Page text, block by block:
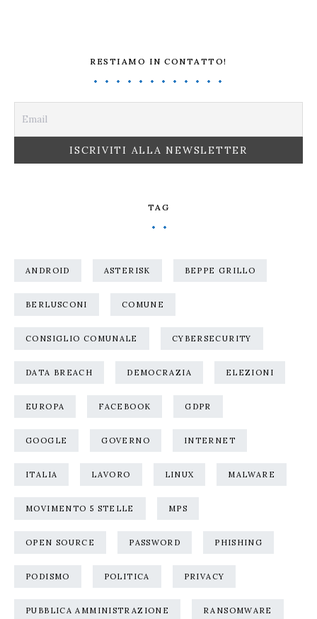
RESTIAMO IN CONTATTO!
TAG
ANDROID ASTERISK BEPPE GRILLO
BERLUSCONI COMUNE
CONSIGLIO COMUNALE CYBERSECURITY
DATA BREACH DEMOCRAZIA ELEZIONI
EUROPA FACEBOOK GDPR
GOOGLE GOVERNO INTERNET
ITALIA LAVORO LINUX MALWARE
MOVIMENTO 5 STELLE MPS
OPEN SOURCE PASSWORD PHISHING
PODISMO POLITICA PRIVACY
PUBBLICA AMMINISTRAZIONE RANSOMWARE